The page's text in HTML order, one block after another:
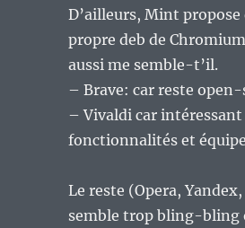
D’ailleurs, Mint
propre deb de
aussi me semble-t’il.
– Brave: car reste open-
– Vivaldi car intéressant
fonctionnalités et
Le reste (Opera,
semble trop bling-bling